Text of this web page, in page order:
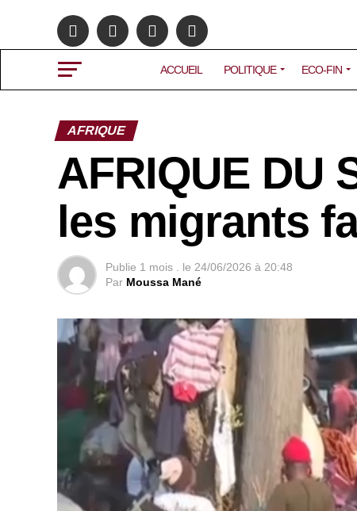
ACCUEIL POLITIQUE ECO-FIN
AFRIQUE
AFRIQUE DU
les migrants
Publie 1 mois . le 24/06/2026 à 20:48
Par Moussa Mané